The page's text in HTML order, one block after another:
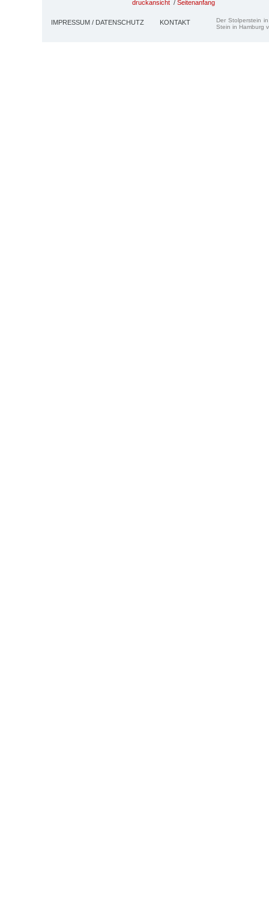
druckansicht / Seitenanfang
IMPRESSUM / DATENSCHUTZ KONTAKT
Der Stolperstein
Stein in Hamburg